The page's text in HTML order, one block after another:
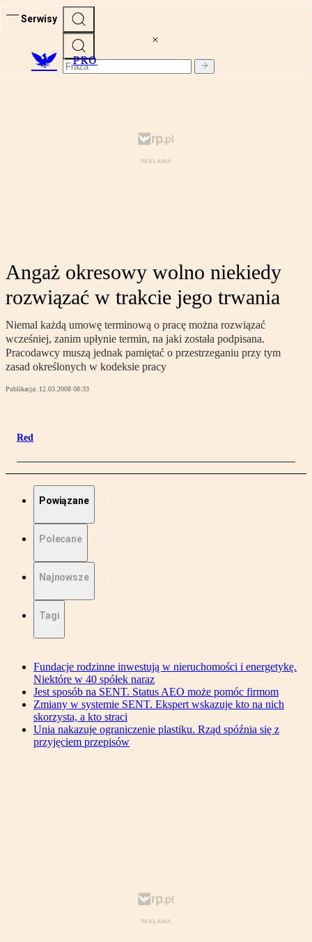
Serwisy
PRO
Angaż okresowy wolno niekiedy
rozwiązać w trakcie jego trwania
Niemal każdą umowę terminową o pracę można rozwiązać
wcześniej, zanim upłynie termin, na jaki została podpisana.
Pracodawcy muszą jednak pamiętać o przestrzeganiu przy tym
zasad określonych w kodeksie pracy
Publikacja: 12.03.2008 08:33
Red
Powiązane
Polecane
Najnowsze
Tagi
Fundacje rodzinne inwestują w nieruchomości i energetykę.
Niektóre w 40 spółek naraz
Jest sposób na SENT. Status AEO może pomóc firmom
Zmiany w systemie SENT. Ekspert wskazuje kto na nich
skorzysta, a kto straci
Unia nakazuje ograniczenie plastiku. Rząd spóźnia się z
przyjęciem przepisów